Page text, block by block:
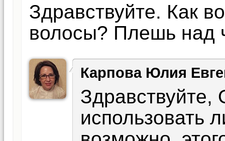
Здравствуйте. Как
волосы? Плешь над
Карпова Юлия
Здравствуйте,
использовать